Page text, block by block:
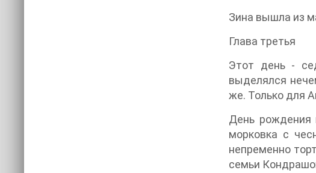
Зина вышла из
Глава третья
Этот день -
выделялся
же. Только для
День рождения
морковка с
непременно
семьи